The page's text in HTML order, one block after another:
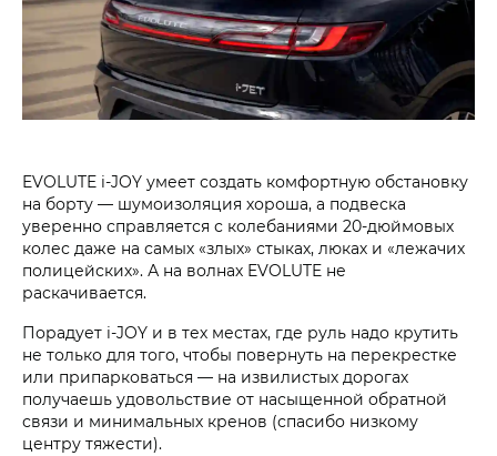
EVOLUTE i‑JOY умеет создать комфортную обстановку
на борту — шумоизоляция хороша, а подвеска
уверенно справляется с колебаниями 20-дюймовых
колес даже на самых «злых» стыках, люках и «лежачих
полицейских». А на волнах EVOLUTE не
раскачивается.
Порадует i‑JOY и в тех местах, где руль надо крутить
не только для того, чтобы повернуть на перекрестке
или припарковаться — на извилистых дорогах
получаешь удовольствие от насыщенной обратной
связи и минимальных кренов (спасибо низкому
центру тяжести).